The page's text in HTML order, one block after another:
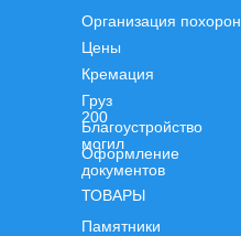
ТОВАРЫ
Организация похорон
Цены
Кремация
Груз
200
Благоустройство
могил
Оформление
документов
Памятники